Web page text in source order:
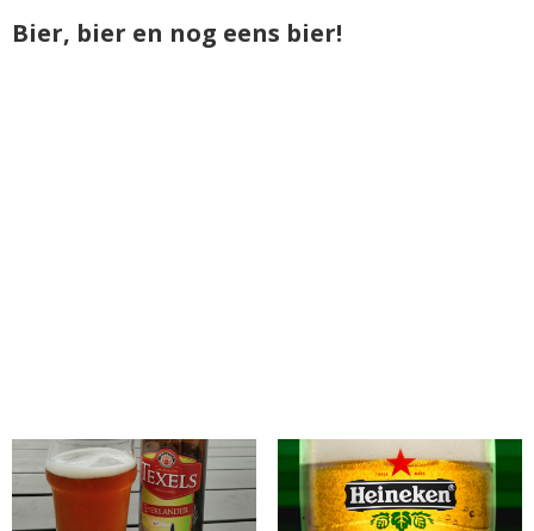
Bier, bier en nog eens bier!